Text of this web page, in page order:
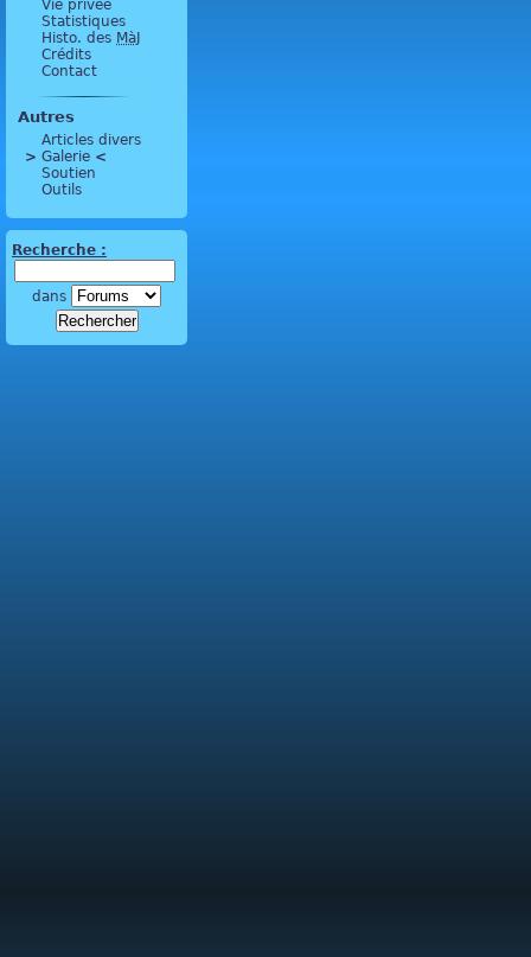
Vie privée
Statistiques
Histo. des MàJ
Crédits
Contact
Autres
Articles divers
> Galerie <
Soutien
Outils
Recherche :
dans